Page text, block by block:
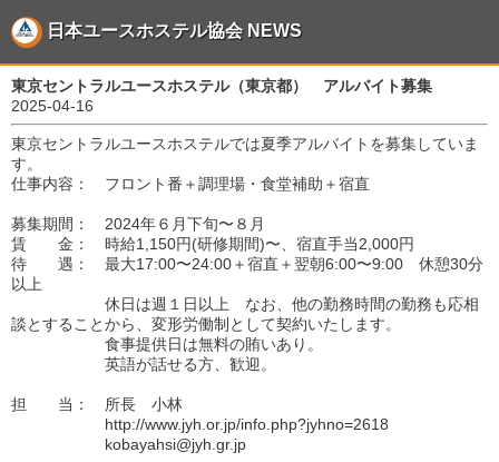
日本ユースホステル協会 NEWS
東京セントラルユースホステル（東京都） アルバイト募集
2025-04-16
東京セントラルユースホステルでは夏季アルバイトを募集していま
す。
仕事内容： フロント番＋調理場・食堂補助＋宿直
募集期間： 2024年６月下旬〜８月
賃 金： 時給1,150円(研修期間)〜、宿直手当2,000円
待 遇： 最大17:00〜24:00＋宿直＋翌朝6:00〜9:00 休憩30分
以上
休日は週１日以上 なお、他の勤務時間の勤務も応相
談とすることから、変形労働制として契約いたします。
食事提供日は無料の賄いあり。
英語が話せる方、歓迎。
担 当： 所長 小林
http://www.jyh.or.jp/info.php?jyhno=2618
kobayahsi@jyh.gr.jp